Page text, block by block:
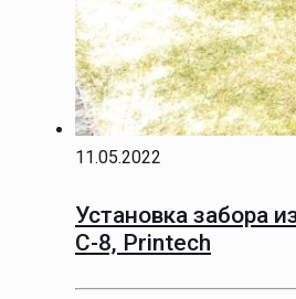
11.05.2022
Установка забора
С-8, Printech